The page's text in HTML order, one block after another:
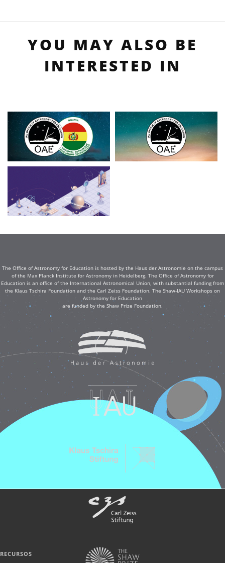
YOU MAY ALSO BE
INTERESTED IN
The Office of Astronomy for Education is hosted by the Haus der Astronomie on the campus
of the Max Planck Institute for Astronomy in Heidelberg. The Office of Astronomy for
Education is an office of the International Astronomical Union, with substantial funding from
the Klaus Tschira Foundation and the Carl Zeiss Foundation. The Shaw-IAU Workshops on
Astronomy for Education
are funded by the Shaw Prize Foundation.
RECURSOS